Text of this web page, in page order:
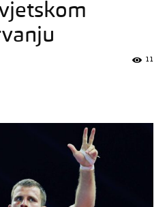
11